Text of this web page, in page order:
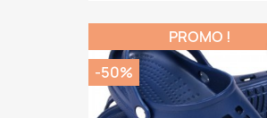
PROMO !
-50%